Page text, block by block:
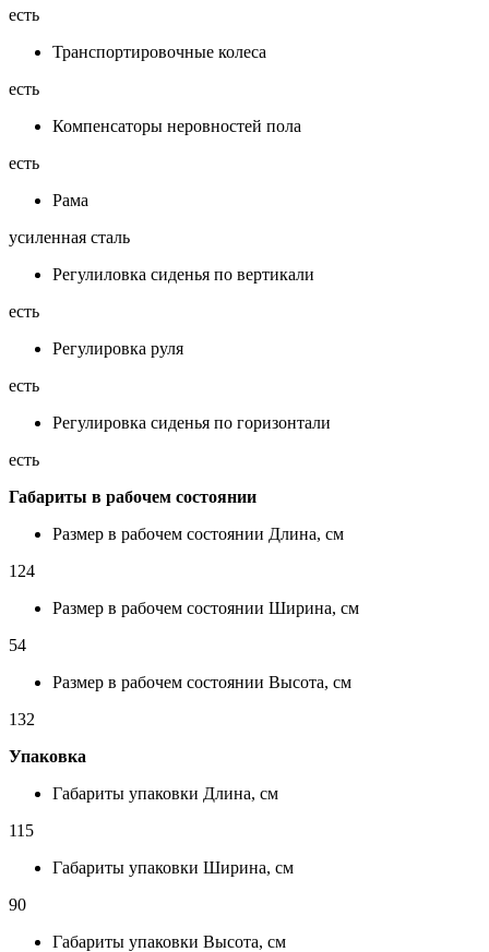
есть
Транспортировочные колеса
есть
Компенсаторы неровностей пола
есть
Рама
усиленная сталь
Регулиловка сиденья по вертикали
есть
Регулировка руля
есть
Регулировка сиденья по горизонтали
есть
Габариты в рабочем состоянии
Размер в рабочем состоянии Длина, см
124
Размер в рабочем состоянии Ширина, см
54
Размер в рабочем состоянии Высота, см
132
Упаковка
Габариты упаковки Длина, см
115
Габариты упаковки Ширина, см
90
Габариты упаковки Высота, см